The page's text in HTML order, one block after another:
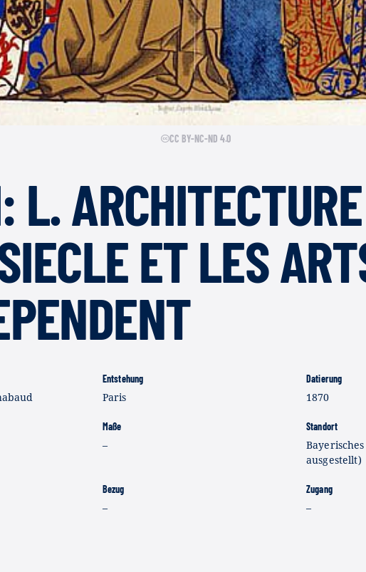
CC BY-NC-ND 4.0
L.
ET LES
Entstehung
Paris
Datierung
1870
Maße
–
Standort
ausgestellt)
Bezug
–
Zugang
–